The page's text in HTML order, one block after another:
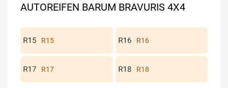
AUTOREIFEN BARUM BRAVURIS 4X4
R15 R16
R17 R18